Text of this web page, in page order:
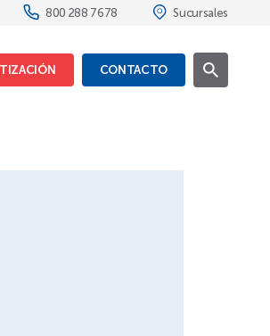
800 288 7678 Sucursales
CONTACTO